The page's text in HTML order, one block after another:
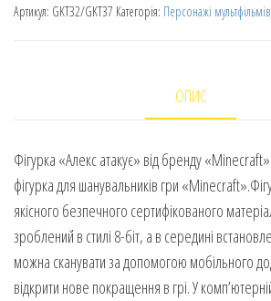
Артикул: GKT32/GKT37 Категорія: Персонажі
ОПИС
Фігурка «Алекс атакує» від бренду
фігурка для шанувальників гри
якісного безпечного сертифікованого
зроблений в стилі 8-біт, а в середині
можна сканувати за допомогою мобільного
відкрити нове покращення в грі. У